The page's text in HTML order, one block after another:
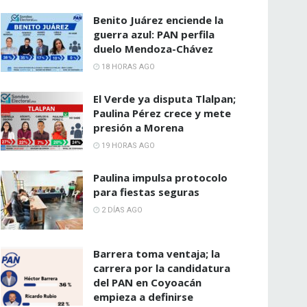
Benito Juárez enciende la
guerra azul: PAN perfila
duelo Mendoza-Chávez
18 HORAS AGO
El Verde ya disputa Tlalpan;
Paulina Pérez crece y mete
presión a Morena
19 HORAS AGO
Paulina impulsa protocolo
para fiestas seguras
2 DÍAS AGO
Barrera toma ventaja; la
carrera por la candidatura
del PAN en Coyoacán
empieza a definirse